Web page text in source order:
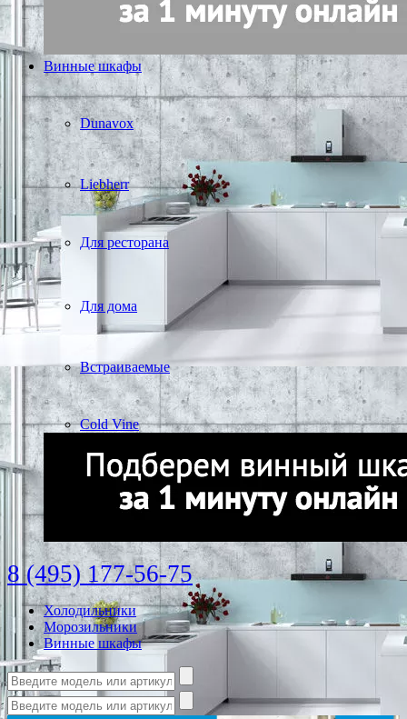
Винные шкафы
Dunavox
Liebherr
Для ресторана
Для дома
Встраиваемые
Cold Vine
8 (495) 177-56-75
Холодильники
Морозильники
Винные шкафы